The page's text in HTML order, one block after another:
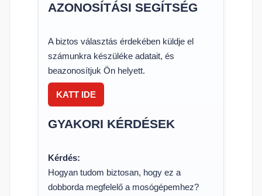
AZONOSÍTÁSI SEGÍTSÉG
A biztos választás érdekében küldje el
számunkra készüléke adatait, és
beazonosítjuk Ön helyett.
KATT IDE
GYAKORI KÉRDÉSEK
Kérdés:
Hogyan tudom biztosan, hogy ez a
dobborda megfelelő a mosógépemhez?